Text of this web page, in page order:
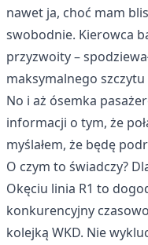
nawet ja, choć mam
swobodnie. Kierowca
przyzwoity –
maksymalnego
No i aż ósemka
informacji o tym, że
myślałem, że będę
O czym to świadczy?
Okęciu linia R1 to
konkurencyjny
kolejką WKD. Nie